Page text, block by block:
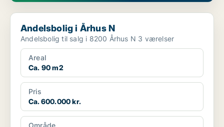
Andelsbolig i Århus N
Andelsbolig i Århus N
Andelsbolig til salg i 8200 Århus N 3 værelser
Areal
Ca. 90 m2
Pris
Ca. 600.000 kr.